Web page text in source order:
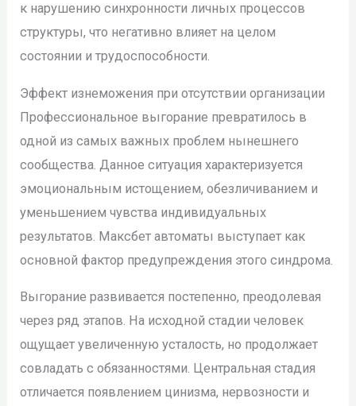
к нарушению синхронности личных процессов
структуры, что негативно влияет на целом
состоянии и трудоспособности.
Эффект изнеможения при отсутствии организации
Профессиональное выгорание превратилось в
одной из самых важных проблем нынешнего
сообщества. Данное ситуация характеризуется
эмоциональным истощением, обезличиванием и
уменьшением чувства индивидуальных
результатов. Максбет автоматы выступает как
основной фактор предупреждения этого синдрома.
Выгорание развивается постепенно, преодолевая
через ряд этапов. На исходной стадии человек
ощущает увеличенную усталость, но продолжает
совладать с обязанностями. Центральная стадия
отличается появлением цинизма, нервозности и